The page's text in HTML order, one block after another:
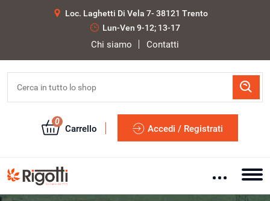
Loc. Laghetti Di Vela 7- 38121 Trento
Lun-Ven 9-12; 13-17
Chi siamo Contatti
0
Carrello Accedi / Registrati